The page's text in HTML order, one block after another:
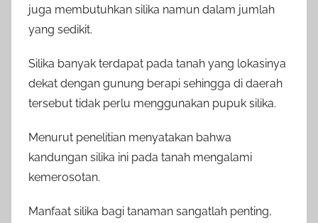
juga membutuhkan silika namun dalam jumlah
yang sedikit.
Silika banyak terdapat pada tanah yang lokasinya
dekat dengan gunung berapi sehingga di daerah
tersebut tidak perlu menggunakan pupuk silika.
Menurut penelitian menyatakan bahwa
kandungan silika ini pada tanah mengalami
kemerosotan.
Manfaat silika bagi tanaman sangatlah penting,